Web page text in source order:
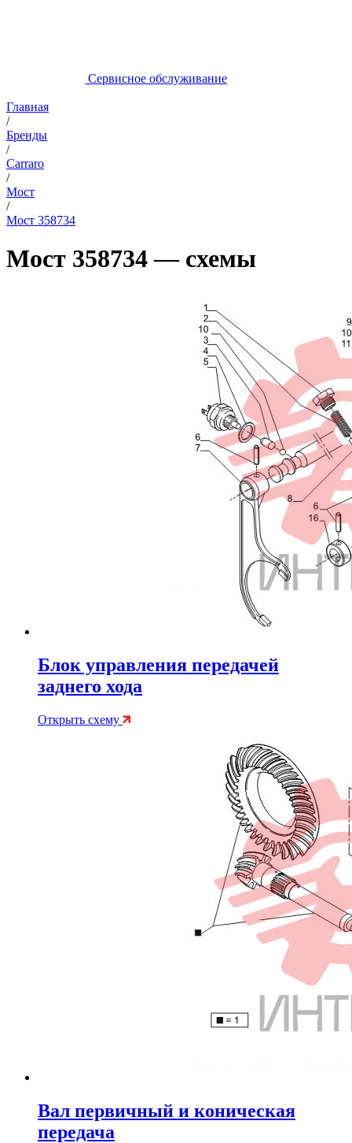
Сервисное обслуживание
Главная
/
Бренды
/
Carraro
/
Мост
/
Мост 358734
Мост 358734 — схемы
Блок управления передачей
заднего хода
Открыть схему
Вал первичный и коническая
передача